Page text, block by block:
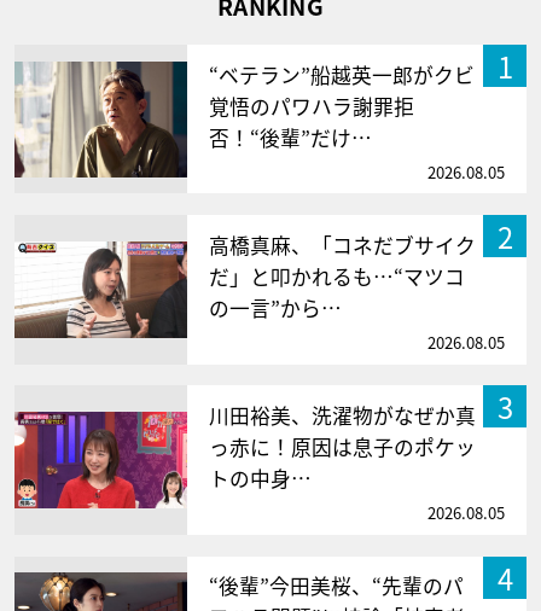
1
“ベテラン”船越英一郎がクビ
覚悟のパワハラ謝罪拒
否！“後輩”だけ…
2026.08.05
2
高橋真麻、「コネだブサイク
だ」と叩かれるも…“マツコ
の一言”から…
2026.08.05
3
川田裕美、洗濯物がなぜか真
っ赤に！原因は息子のポケッ
トの中身…
2026.08.05
4
“後輩”今田美桜、“先輩のパ